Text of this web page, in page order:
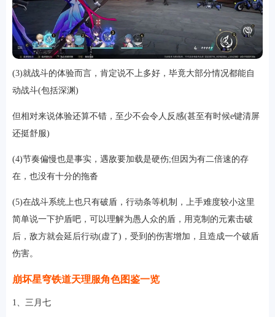
(3)就战斗的体验而言，肯定说不上多好，毕竟大部分情况都能自
动战斗(包括深渊)
但相对来说体验还算不错，至少不会令人反感(甚至有时候e键清屏
还挺舒服)
(4)节奏偏慢也是事实，遇敌要加载是硬伤;但因为有二倍速的存
在，也没有十分的拖沓
(5)在战斗系统上也只有破盾，行动条等机制，上手难度较小这里
简单说一下护盾吧，可以理解为愚人众的盾，用克制的元素击破
后，敌方就会延后行动(虚了)，受到的伤害增加，且造成一个破盾
伤害。
崩坏星穹铁道天理服角色图鉴一览
1、三月七